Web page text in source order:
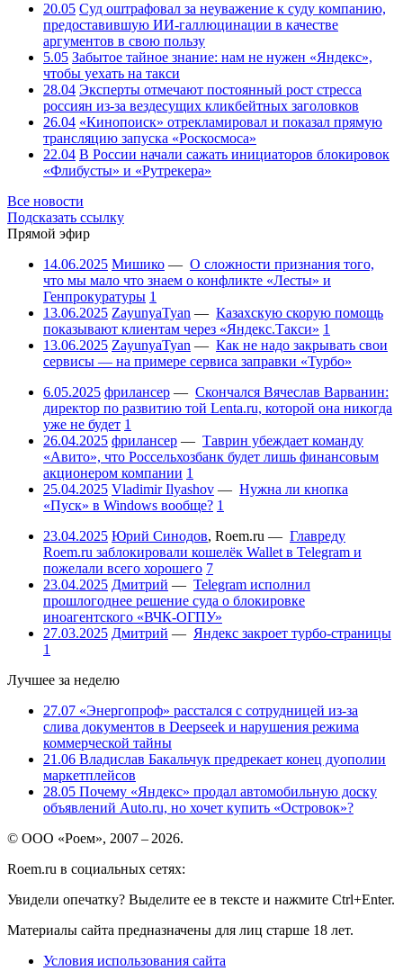
20.05 Суд оштрафовал за неуважение к суду компанию,
предоставившую ИИ-галлюцинации в качестве
аргументов в свою пользу
5.05 Забытое тайное знание: нам не нужен «Яндекс»,
чтобы уехать на такси
28.04 Эксперты отмечают постоянный рост стресса
россиян из-за вездесущих кликбейтных заголовков
26.04 «Кинопоиск» отрекламировал и показал прямую
трансляцию запуска «Роскосмоса»
22.04 В России начали сажать инициаторов блокировок
«Флибусты» и «Рутрекера»
Все новости
Подсказать ссылку
Прямой эфир
14.06.2025 Мишико — О сложности признания того,
что мы мало что знаем о конфликте «Лесты» и
Генпрокуратуры 1
13.06.2025 ZayunyaTyan — Казахскую скорую помощь
показывают клиентам через «Яндекс.Такси» 1
13.06.2025 ZayunyaTyan — Как не надо закрывать свои
сервисы — на примере сервиса заправки «Турбо»
6.05.2025 фрилансер — Скончался Вячеслав Варванин:
директор по развитию той Lenta.ru, которой она никогда
уже не будет 1
26.04.2025 фрилансер — Таврин убеждает команду
«Авито», что Россельхозбанк будет лишь финансовым
акционером компании 1
25.04.2025 Vladimir Ilyashov — Нужна ли кнопка
«Пуск» в Windows вообще? 1
23.04.2025 Юрий Синодов, Roem.ru — Главреду
Roem.ru заблокировали кошелёк Wallet в Telegram и
пожелали всего хорошего 7
23.04.2025 Дмитрий — Telegram исполнил
прошлогоднее решение суда о блокировке
иноагентского «ВЧК-ОГПУ»
27.03.2025 Дмитрий — Яндекс закроет турбо-страницы
1
Лучшее за неделю
27.07 «Энергопроф» расстался с сотрудницей из-за
слива документов в Deepseek и нарушения режима
коммерческой тайны
21.06 Владислав Бакальчук предрекает конец дуополии
маркетплейсов
28.05 Почему «Яндекс» продал автомобильную доску
объявлений Auto.ru, но хочет купить «Островок»?
© ООО «Роем», 2007 – 2026.
Roem.ru в социальных сетях:
Увидели опечатку? Выделите ее в тексте и нажмите Ctrl+Enter.
Материалы сайта предназначены для лиц старше 18 лет.
Условия использования сайта